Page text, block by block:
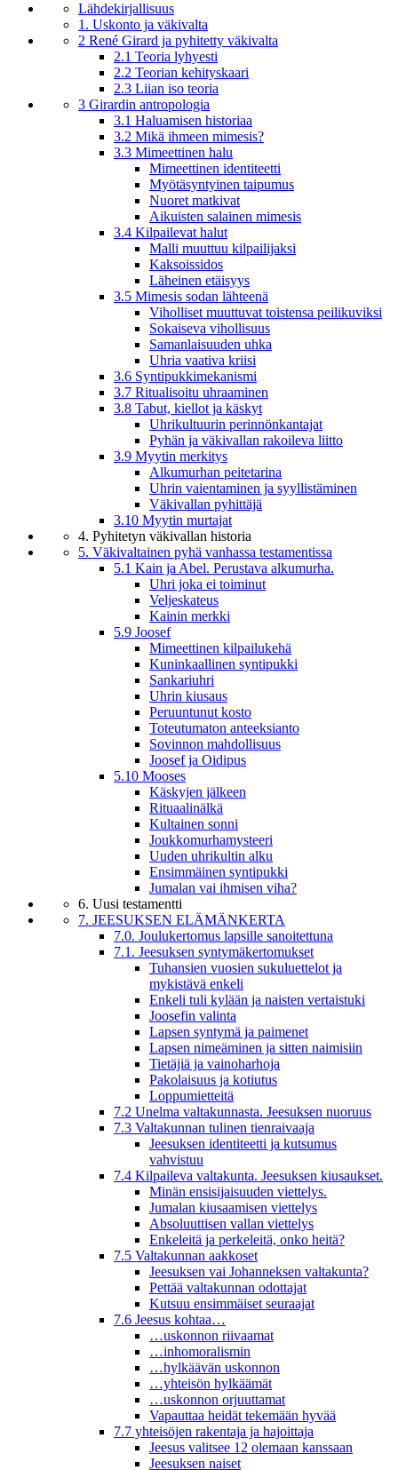
Lähdekirjallisuus
1. Uskonto ja väkivalta
2 René Girard ja pyhitetty väkivalta
2.1 Teoria lyhyesti
2.2 Teorian kehityskaari
2.3 Liian iso teoria
3 Girardin antropologia
3.1 Haluamisen historiaa
3.2 Mikä ihmeen mimesis?
3.3 Mimeettinen halu
Mimeettinen identiteetti
Myötäsyntyinen taipumus
Nuoret matkivat
Aikuisten salainen mimesis
3.4 Kilpailevat halut
Malli muuttuu kilpailijaksi
Kaksoissidos
Läheinen etäisyys
3.5 Mimesis sodan lähteenä
Viholliset muuttuvat toistensa peilikuviksi
Sokaiseva vihollisuus
Samanlaisuuden uhka
Uhria vaativa kriisi
3.6 Syntipukkimekanismi
3.7 Ritualisoitu uhraaminen
3.8 Tabut, kiellot ja käskyt
Uhrikultuurin perinnönkantajat
Pyhän ja väkivallan rakoileva liitto
3.9 Myytin merkitys
Alkumurhan peitetarina
Uhrin vaientaminen ja syyllistäminen
Väkivallan pyhittäjä
3.10 Myytin murtajat
4. Pyhitetyn väkivallan historia
5. Väkivaltainen pyhä vanhassa testamentissa
5.1 Kain ja Abel. Perustava alkumurha.
Uhri joka ei toiminut
Veljeskateus
Kainin merkki
5.9 Joosef
Mimeettinen kilpailukehä
Kuninkaallinen syntipukki
Sankariuhri
Uhrin kiusaus
Peruuntunut kosto
Toteutumaton anteeksianto
Sovinnon mahdollisuus
Joosef ja Oidipus
5.10 Mooses
Käskyjen jälkeen
Rituaalinälkä
Kultainen sonni
Joukkomurhamysteeri
Uuden uhrikultin alku
Ensimmäinen syntipukki
Jumalan vai ihmisen viha?
6. Uusi testamentti
7. JEESUKSEN ELÄMÄNKERTA
7.0. Joulukertomus lapsille sanoitettuna
7.1. Jeesuksen syntymäkertomukset
Tuhansien vuosien sukuluettelot ja
mykistävä enkeli
Enkeli tuli kylään ja naisten vertaistuki
Joosefin valinta
Lapsen syntymä ja paimenet
Lapsen nimeäminen ja sitten naimisiin
Tietäjiä ja vainoharhoja
Pakolaisuus ja kotiutus
Loppumietteitä
7.2 Unelma valtakunnasta. Jeesuksen nuoruus
7.3 Valtakunnan tulinen tienraivaaja
Jeesuksen identiteetti ja kutsumus
vahvistuu
7.4 Kilpaileva valtakunta. Jeesuksen kiusaukset.
Minän ensisijaisuuden viettelys.
Jumalan kiusaamisen viettelys
Absoluuttisen vallan viettelys
Enkeleitä ja perkeleitä, onko heitä?
7.5 Valtakunnan aakkoset
Jeesuksen vai Johanneksen valtakunta?
Pettää valtakunnan odottajat
Kutsuu ensimmäiset seuraajat
7.6 Jeesus kohtaa…
…uskonnon riivaamat
…inhomoralismin
…hylkäävän uskonnon
…yhteisön hylkäämät
…uskonnon orjuuttamat
Vapauttaa heidät tekemään hyvää
7.7 yhteisöjen rakentaja ja hajoittaja
Jeesus valitsee 12 olemaan kanssaan
Jeesuksen naiset